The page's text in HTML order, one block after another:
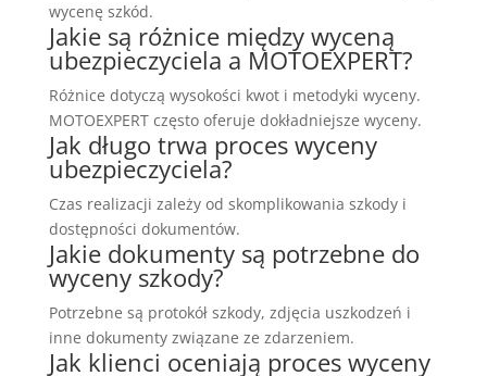
wycenę szkód.
Jakie są różnice między wyceną
ubezpieczyciela a MOTOEXPERT?
Różnice dotyczą wysokości kwot i metodyki wyceny.
MOTOEXPERT często oferuje dokładniejsze wyceny.
Jak długo trwa proces wyceny
ubezpieczyciela?
Czas realizacji zależy od skomplikowania szkody i
dostępności dokumentów.
Jakie dokumenty są potrzebne do
wyceny szkody?
Potrzebne są protokół szkody, zdjęcia uszkodzeń i
inne dokumenty związane ze zdarzeniem.
Jak klienci oceniają proces wyceny